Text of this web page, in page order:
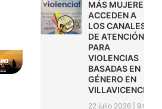
MÁS MUJERES
ACCEDEN A
LOS CANALES
DE ATENCIÓN
PARA
VIOLENCIAS
BASADAS EN
GÉNERO EN
VILLAVICENCIO
22 julio 2026
9:01